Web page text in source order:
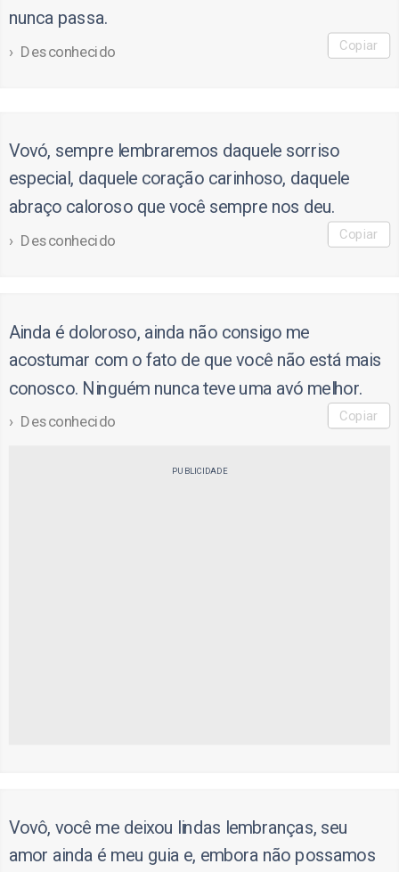
nunca passa.
Desconhecido Copiar
Vovó, sempre lembraremos daquele sorriso
especial, daquele coração carinhoso, daquele
abraço caloroso que você sempre nos deu.
Desconhecido Copiar
Ainda é doloroso, ainda não consigo me
acostumar com o fato de que você não está mais
conosco. Ninguém nunca teve uma avó melhor.
Desconhecido Copiar
PUBLICIDADE
Vovô, você me deixou lindas lembranças, seu
amor ainda é meu guia e, embora não possamos